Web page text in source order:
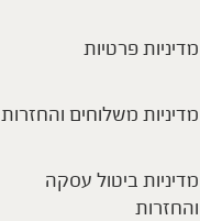
מדיניות פרטיות
מדיניות משלוחים והחזרות
מדיניות ביטול עסקה
והחזרות